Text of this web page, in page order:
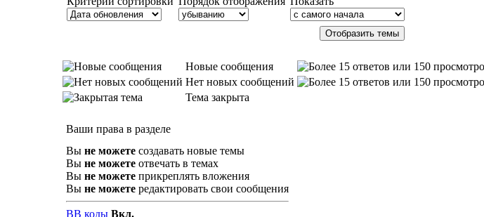
Новые сообщения
Нет новых сообщений
Тема закрыта
Ваши права в разделе
Вы не можете создавать новые темы
Вы не можете отвечать в темах
Вы не можете прикреплять вложения
Вы не можете редактировать свои сообщения
BB коды Вкл.